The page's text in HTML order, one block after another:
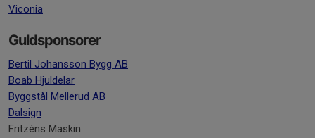
Viconia
Guldsponsorer
Bertil Johansson Bygg AB
Boab Hjuldelar
Byggstål Mellerud AB
Dalsign
Fritzéns Maskin